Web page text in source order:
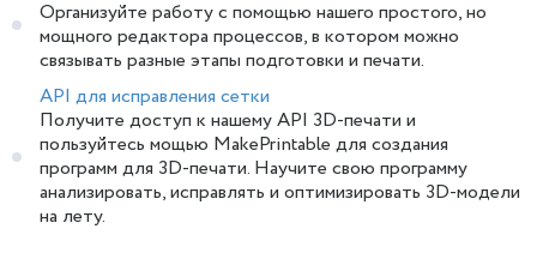
Организуйте работу с помощью нашего простого, но
мощного редактора процессов, в котором можно
связывать разные этапы подготовки и печати.
API для исправления сетки
Получите доступ к нашему API 3D-печати и
пользуйтесь мощью MakePrintable для создания
программ для 3D-печати. Научите свою программу
анализировать, исправлять и оптимизировать 3D-модели
на лету.